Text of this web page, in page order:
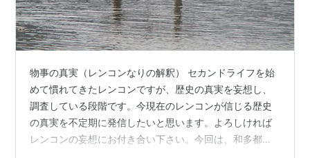
物事の真実（レンコンなりの解釈） セカンドライフを始
めて慣れてきたレンコンですが、歴史の真実を妄想し、
調査している段階です。今現在のレンコンが信じる歴史
の真実を不定期に発信したいと思います。よろしければ
レンコンの妄想にお付き合い下さい。今回は、和多都美